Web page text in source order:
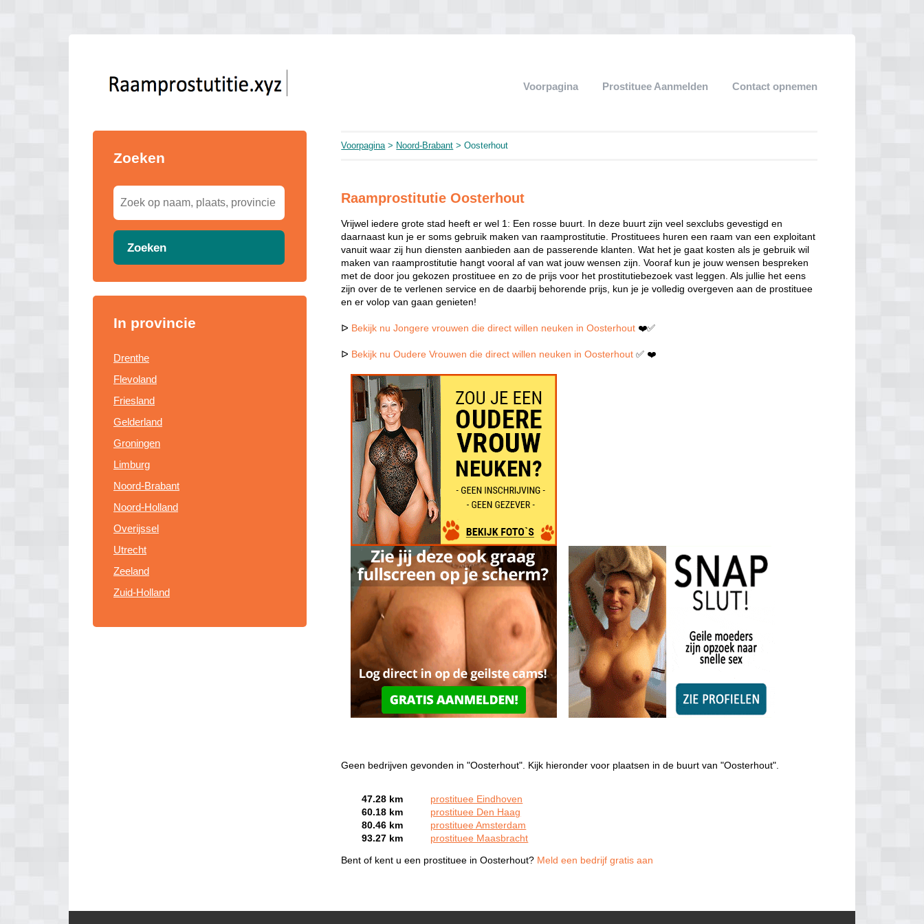
Voorpagina Prostituee Aanmelden Contact opnemen
Zoeken
Zoeken
In provincie
Drenthe
Flevoland
Friesland
Gelderland
Groningen
Limburg
Noord-Brabant
Noord-Holland
Overijssel
Utrecht
Zeeland
Zuid-Holland
Voorpagina> Noord-Brabant > Oosterhout
Raamprostitutie Oosterhout
Vrijwel iedere grote stad heeft er wel 1: Een rosse buurt. In deze buurt zijn veel sexclubs gevestigd en
daarnaast kun je er soms gebruik maken van raamprostitutie. Prostituees huren een raam van een exploitant
vanuit waar zij hun diensten aanbieden aan de passerende klanten. Wat het je gaat kosten als je gebruik wil
maken van raamprostitutie hangt vooral af van wat jouw wensen zijn. Vooraf kun je jouw wensen bespreken
met de door jou gekozen prostituee en zo de prijs voor het prostitutiebezoek vast leggen. Als jullie het eens
zijn over de te verlenen service en de daarbij behorende prijs, kun je je volledig overgeven aan de prostituee
en er volop van gaan genieten!
ᐅ Bekijk nu Jongere vrouwen die direct willen neuken in Oosterhout ❤️✅
ᐅ Bekijk nu Oudere Vrouwen die direct willen neuken in Oosterhout ✅ ❤️
Geen bedrijven gevonden in "Oosterhout". Kijk hieronder voor plaatsen in de buurt van "Oosterhout".
47.28 km
prostituee Eindhoven
60.18 km
prostituee Den Haag
80.46 km
prostituee Amsterdam
93.27 km
prostituee Maasbracht
Bent of kent u een prostituee in Oosterhout? Meld een bedrijf gratis aan